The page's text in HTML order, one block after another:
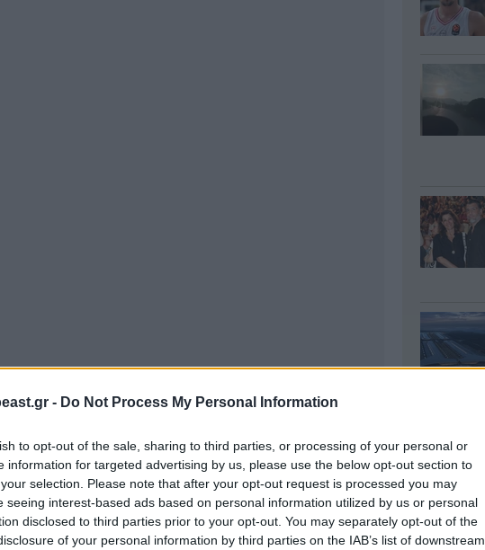
- Do Not Process My Personal Information
to opt-out of the sale, sharing to third parties, or processing of your personal or
information for targeted advertising by us, please use the below opt-out section to
selection. Please note that after your opt-out request is processed you may
seeing interest-based ads based on personal information utilized by us or personal
disclosed to third parties prior to your opt-out. You may separately opt-out of the
of your personal information by third parties on the IAB’s list of downstream
», το Σεπτέμβριο θα κλείσουν οι χωματερές
στις 6, Ωλένης στις 8, Κάστρου Κυλλήνης